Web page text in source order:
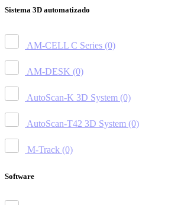
Sistema 3D automatizado
AM-CELL C Series (0)
AM-DESK (0)
AutoScan-K 3D System (0)
AutoScan-T42 3D System (0)
M-Track (0)
Software